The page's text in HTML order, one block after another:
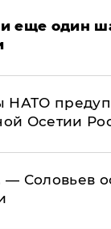
еще один
НАТО
Осетии
— Соловьев